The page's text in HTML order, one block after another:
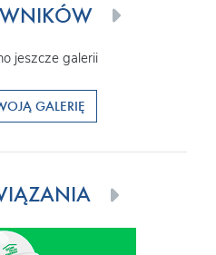
jeszcze galerii
GALERIĘ